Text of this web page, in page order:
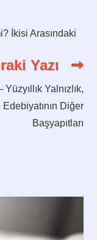
İkisi Arasındaki
Yazı
Yalnızlık,
Diğer
Başyapıtları